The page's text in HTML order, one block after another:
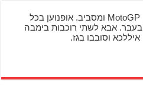
מסקר מרוצי MotoGP ומסביב. אופנוען בכל
אבא לשתי רוכבות בימבה
וסובבו בגז.